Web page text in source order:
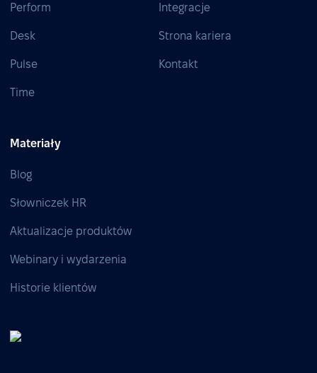
Perform
Desk
Pulse
Time
Integracje
Strona kariera
Kontakt
Materiały
Blog
Słowniczek HR
Aktualizacje produktów
Webinary i wydarzenia
Historie klientów